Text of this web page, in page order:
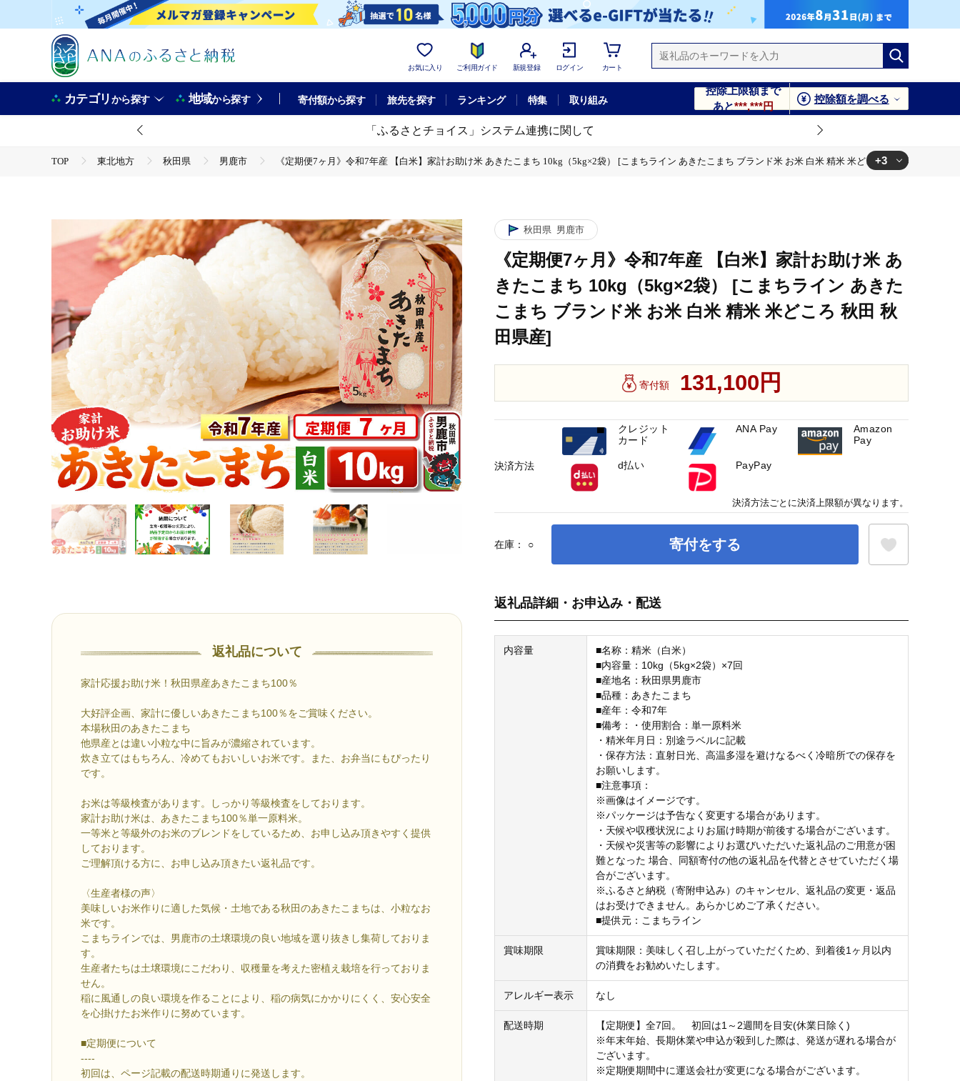
お気に入り ご利用ガイド 新規登録 ログイン カート
カテゴリから探す 地域から探す 寄付額から探す 旅先を探す ランキング 特集 取り組み
控除上限額まで
あと***,***円
控除額を調べる
「ふるさとチョイス」システム連携に関して
TOP 東北地方 秋田県 男鹿市
《定期便7ヶ月》令和7年産 【白米】家計お助け米 あきたこまち 10kg（5kg×2袋） [こまちライン あきたこまち ブランド米 お米 白米 精米 米どころ 秋田 秋田県産]
定期便 米(定期便) 《定期便7ヶ月》令和7年産 【白米】家計お助け米 あきたこまち 10kg（5kg×2袋） [こまちライン あきたこまち ブランド米 お米 白米 精米 米どころ 秋田 秋田県産]
+3
返礼品について
家計応援お助け米！秋田県産あきたこまち100％
大好評企画、家計に優しいあきたこまち100％をご賞味ください。
本場秋田のあきたこまち
他県産とは違い小粒な中に旨みが濃縮されています。
炊き立てはもちろん、冷めてもおいしいお米です。また、お弁当にもぴったり
です。
お米は等級検査があります。しっかり等級検査をしております。
家計お助け米は、あきたこまち100％単一原料米。
一等米と等級外のお米のブレンドをしているため、お申し込み頂きやすく提供
しております。
ご理解頂ける方に、お申し込み頂きたい返礼品です。
〈生産者様の声〉
美味しいお米作りに適した気候・土地である秋田のあきたこまちは、小粒なお
米です。
こまちラインでは、男鹿市の土壌環境の良い地域を選り抜きし集荷しておりま
す。
生産者たちは土壌環境にこだわり、収穫量を考えた密植え栽培を行っておりま
せん。
稲に風通しの良い環境を作ることにより、稲の病気にかかりにくく、安心安全
を心掛けたお米作りに努めています。
■定期便について
----
初回は、ページ記載の配送時期通りに発送します。
秋田県 男鹿市
《定期便7ヶ月》令和7年産 【白米】家計お助け米 あ
きたこまち 10kg（5kg×2袋） [こまちライン あきた
こまち ブランド米 お米 白米 精米 米どころ 秋田 秋
田県産]
寄付額 131,100円
在庫： ○ 寄付をする
返礼品詳細・お申込み・配送
内容量
■名称：精米（白米）
■内容量：10kg（5kg×2袋）×7回
■産地名：秋田県男鹿市
■品種：あきたこまち
■産年：令和7年
■備考：・使用割合：単一原料米
・精米年月日：別途ラベルに記載
・保存方法：直射日光、高温多湿を避けなるべく冷暗所での保存を
お願いします。
■注意事項：
※画像はイメージです。
※パッケージは予告なく変更する場合があります。
・天候や収穫状況によりお届け時期が前後する場合がございます。
・天候や災害等の影響によりお選びいただいた返礼品のご用意が困
難となった 場合、同額寄付の他の返礼品を代替とさせていただく場
合がございます。
※ふるさと納税（寄附申込み）のキャンセル、返礼品の変更・返品
はお受けできません。あらかじめご了承ください。
■提供元：こまちライン
賞味期限
賞味期限：美味しく召し上がっていただくため、到着後1ヶ月以内
の消費をお勧めいたします。
アレルギー表示 なし
配送時期
【定期便】全7回。 初回は1～2週間を目安(休業日除く)
※年末年始、長期休業や申込が殺到した際は、発送が遅れる場合が
ございます。
※定期便期間中に運送会社が変更になる場合がございます。
決済方法
クレジット
カード
ANA Pay
Amazon
Pay
d払い PayPay
決済方法ごとに決済上限額が異なります。